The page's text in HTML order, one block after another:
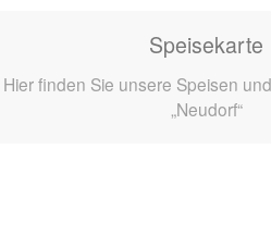
Speisekarte
Hier finden Sie unsere Speisen
„Neudorf“